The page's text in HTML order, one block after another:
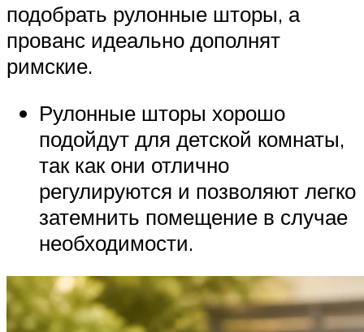
подобрать рулонные шторы, а
прованс идеально дополнят
римские.
Рулонные шторы хорошо
подойдут для детской комнаты,
так как они отлично
регулируются и позволяют легко
затемнить помещение в случае
необходимости.